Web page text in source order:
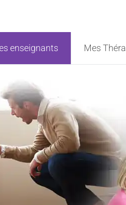
enseignants Mes